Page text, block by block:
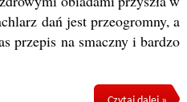
dań jest przeogromny, a
przepis na smaczny i bardzo